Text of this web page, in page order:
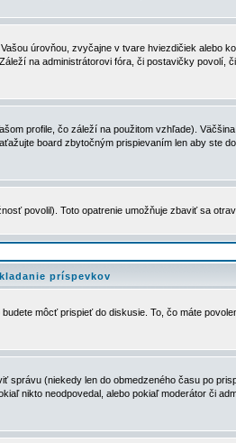
úrovňou, zvyčajne v tvare hviezdičiek alebo
na administrátorovi fóra, či postavičky povolí,
profile, čo záleží na použitom vzhľade).
board zbytočným prispievaním len aby ste
povolil). Toto opatrenie umožňuje zbaviť sa
príspevkov
môcť prispieť do diskusie. To, čo máte
správu (niekedy len do obmedzeného času po
nikto neodpovedal, alebo pokiaľ moderátor či